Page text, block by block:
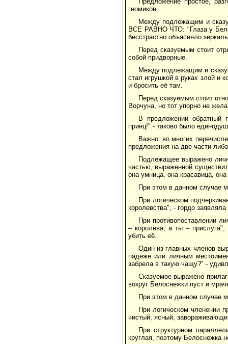
гномиков.
Между подлежащим и
ВСЕ РАВНО ЧТО: "Глаза у
бесстрастно объясняло
Перед сказуемым стоит
собой придворные.
Между подлежащим и
стал игрушкой в руках злой и
и бросить её там.
Перед сказуемым стоит
Ворчуна, но тот упорно не
В предложении обратный
принц!" - таково было
Важно: во многих
предложения на две части
Подлежащее выражено
частью, выраженной
она умница, она красавица,
При этом в данном случае
При логическом
королевства", - гордо
При противопоставлении
– королева, а ты –
убить её.
Один из главных членов
падеже или личным
забрела в такую чащу?" -
Сказуемое выражено
вокруг Белоснежки пуст и
При этом в данном случае
При логическом членении
чистый, ясный,
При структурном
круглая, поэтому Белоснежка